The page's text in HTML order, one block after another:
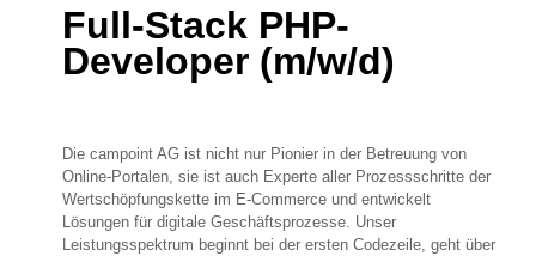
Full-Stack PHP-
Developer (m/w/d)
Die campoint AG ist nicht nur Pionier in der Betreuung von
Online-Portalen, sie ist auch Experte aller Prozessschritte der
Wertschöpfungskette im E-Commerce und entwickelt
Lösungen für digitale Geschäftsprozesse. Unser
Leistungsspektrum beginnt bei der ersten Codezeile, geht über